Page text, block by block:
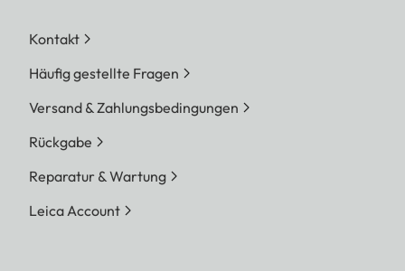
Kontakt
Häufig gestellte Fragen
Versand & Zahlungsbedingungen
Rückgabe
Reparatur & Wartung
Leica Account